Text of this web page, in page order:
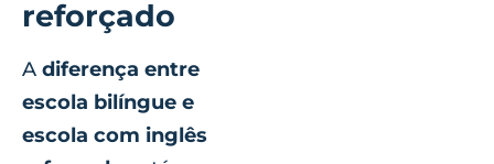
reforçado
A diferença entre
escola bilíngue e
escola com inglês